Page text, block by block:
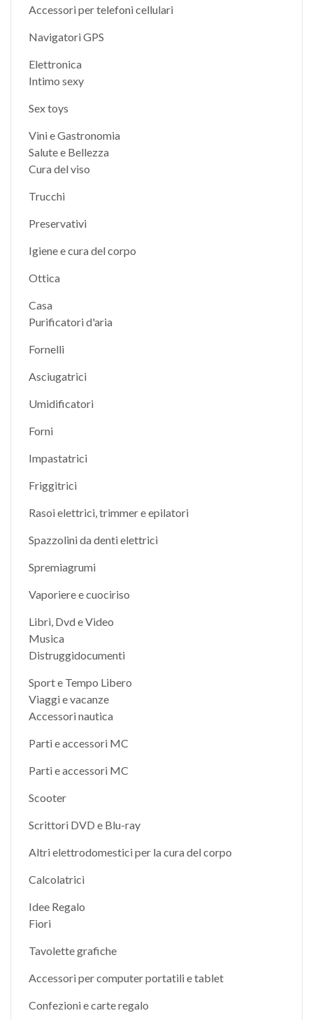
Accessori per telefoni cellulari
Navigatori GPS
Elettronica
Intimo sexy
Sex toys
Vini e Gastronomia
Salute e Bellezza
Cura del viso
Trucchi
Preservativi
Igiene e cura del corpo
Ottica
Casa
Purificatori d'aria
Fornelli
Asciugatrici
Umidificatori
Forni
Impastatrici
Friggitrici
Rasoi elettrici, trimmer e epilatori
Spazzolini da denti elettrici
Spremiagrumi
Vaporiere e cuociriso
Libri, Dvd e Video
Musica
Distruggidocumenti
Sport e Tempo Libero
Viaggi e vacanze
Accessori nautica
Parti e accessori MC
Parti e accessori MC
Scooter
Scrittori DVD e Blu-ray
Altri elettrodomestici per la cura del corpo
Calcolatrici
Idee Regalo
Fiori
Tavolette grafiche
Accessori per computer portatili e tablet
Confezioni e carte regalo